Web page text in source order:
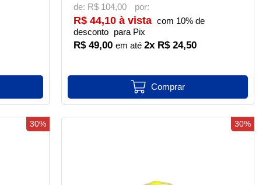
de: R$ 104,00
R$ 49,00 2x R$ 24,50
R$ 44,10 à vista com 10% de
desconto
para Pix
30% 30%